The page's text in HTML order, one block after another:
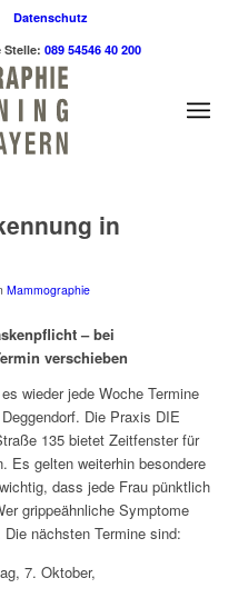
Datenschutz
Stelle: 089 54546 40 200
in
Mammographie
– bei
verschieben
wieder jede Woche Termine
Die Praxis DIE
135 bietet Zeitfenster für
Es gelten weiterhin besondere
dass jede Frau pünktlich
grippeähnliche Symptome
nächsten Termine sind:
7. Oktober,